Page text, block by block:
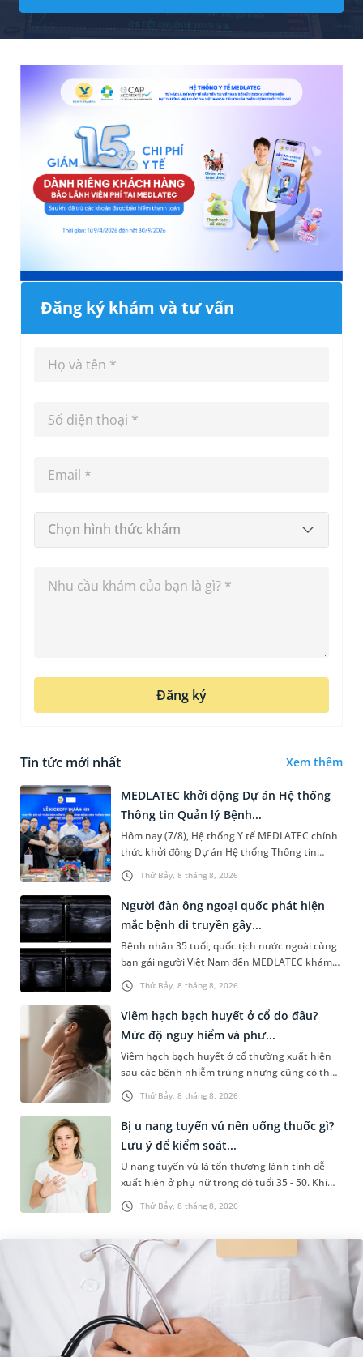
Đăng ký khám và tư vấn
Chọn hình thức khám
Đăng ký
Tin tức mới nhất Xem thêm
Thứ Bảy, 8 tháng 8, 2026
MEDLATEC khởi động Dự án Hệ thống
Thông tin Quản lý Bệnh...
Hôm nay (7/8), Hệ thống Y tế MEDLATEC chính
thức khởi động Dự án Hệ thống Thông tin
Quản lý Bệnh viện (HIS - Hospital Information
System) giai đoạn mới. Dự á...
Thứ Bảy, 8 tháng 8, 2026
Người đàn ông ngoại quốc phát hiện
mắc bệnh di truyền gây...
Bệnh nhân 35 tuổi, quốc tịch nước ngoài cùng
bạn gái người Việt Nam đến MEDLATEC khám
sức khỏe tiền hôn nhân. Qua thăm khám và
làm các xét nghiệm chuyên sâu,...
Thứ Bảy, 8 tháng 8, 2026
Viêm hạch bạch huyết ở cổ do đâu?
Mức độ nguy hiểm và phư...
Viêm hạch bạch huyết ở cổ thường xuất hiện
sau các bệnh nhiễm trùng nhưng cũng có thể
liên quan đến lao hạch hoặc ung thư. Để tìm
hiểu nguyên nhân gây viêm,...
Thứ Bảy, 8 tháng 8, 2026
Bị u nang tuyến vú nên uống thuốc gì?
Lưu ý để kiểm soát...
U nang tuyến vú là tổn thương lành tính dễ
xuất hiện ở phụ nữ trong độ tuổi 35 - 50. Khi
được chẩn đoán mắc bệnh, nhiều người
thường băn khoăn u nang tuyến v...